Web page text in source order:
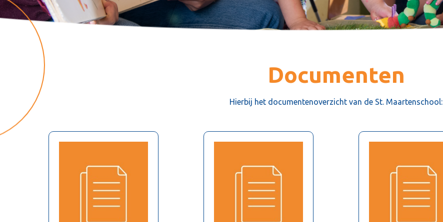
Documenten
Hierbij het documentenoverzicht van de St. Maartenschool: